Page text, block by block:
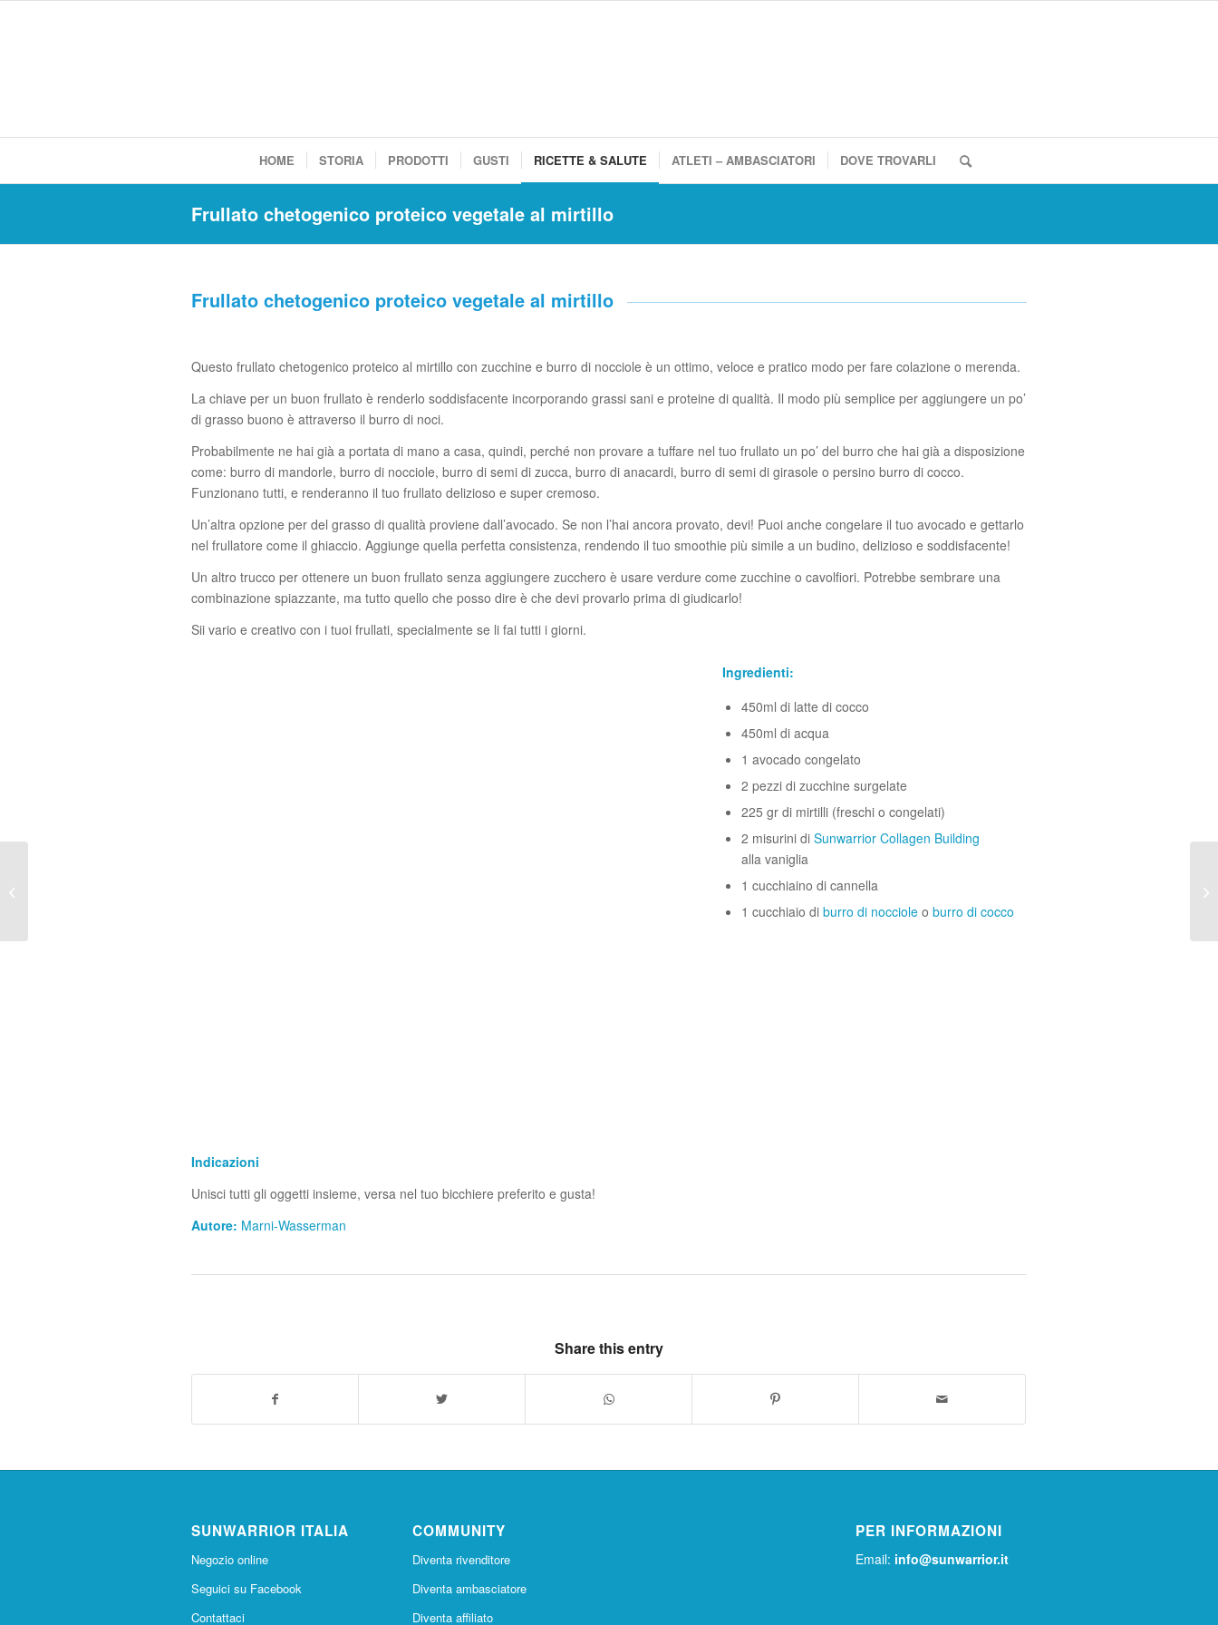
HOME STORIA PRODOTTI GUSTI RICETTE & SALUTE ATLETI – AMBASCIATORI DOVE TROVARLI
Frullato chetogenico proteico vegetale al mirtillo
Frullato chetogenico proteico vegetale al mirtillo
Questo frullato chetogenico proteico al mirtillo con zucchine e burro di nocciole è un ottimo, veloce e pratico modo per fare colazione o merenda.
La chiave per un buon frullato è renderlo soddisfacente incorporando grassi sani e proteine ​​di qualità. Il modo più semplice per aggiungere un po’
di grasso buono è attraverso il burro di noci.
Probabilmente ne hai già a portata di mano a casa, quindi, perché non provare a tuffare nel tuo frullato un po’ del burro che hai già a disposizione
come: burro di mandorle, burro di nocciole, burro di semi di zucca, burro di anacardi, burro di semi di girasole o persino burro di cocco.
Funzionano tutti, e renderanno il tuo frullato delizioso e super cremoso.
Un’altra opzione per del grasso di qualità proviene dall’avocado. Se non l’hai ancora provato, devi! Puoi anche congelare il tuo avocado e gettarlo
nel frullatore come il ghiaccio. Aggiunge quella perfetta consistenza, rendendo il tuo smoothie più simile a un budino, delizioso e soddisfacente!
Un altro trucco per ottenere un buon frullato senza aggiungere zucchero è usare verdure come zucchine o cavolfiori. Potrebbe sembrare una
combinazione spiazzante, ma tutto quello che posso dire è che devi provarlo prima di giudicarlo!
Sii vario e creativo con i tuoi frullati, specialmente se li fai tutti i giorni.
Indicazioni
Unisci tutti gli oggetti insieme, versa nel tuo bicchiere preferito e gusta!
Autore: Marni-Wasserman
Ingredienti:
450ml di latte di cocco
450ml di acqua
1 avocado congelato
2 pezzi di zucchine surgelate
225 gr di mirtilli (freschi o congelati)
2 misurini diSunwarrior Collagen Building
alla vaniglia
1 cucchiaino di cannella
1 cucchiaio diburro di nocciole oburro di cocco
Share this entry
SUNWARRIOR ITALIA
Negozio online
Seguici su Facebook
Contattaci
COMMUNITY
Diventa rivenditore
Diventa ambasciatore
Diventa affiliato
PER INFORMAZIONI
Email: info@sunwarrior.it